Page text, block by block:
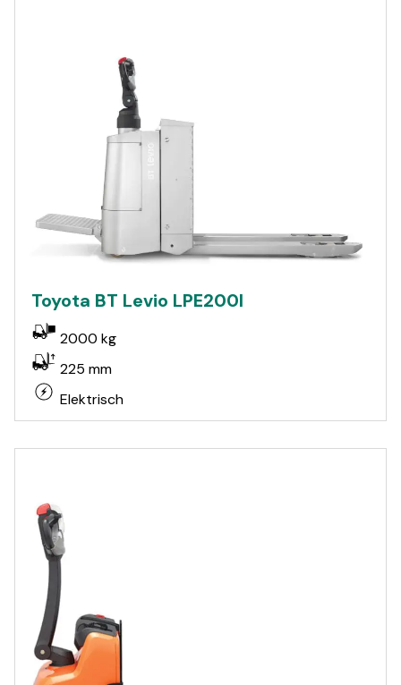
Toyota BT Levio LPE200I
2000 kg
225 mm
Elektrisch